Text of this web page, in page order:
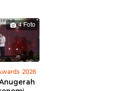
4 Foto
2026